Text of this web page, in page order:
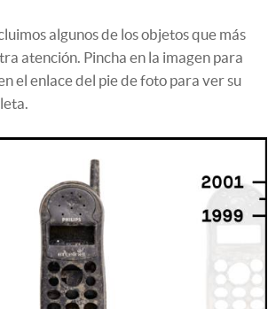
algunos de los objetos que más
atención. Pincha en la imagen para
el enlace del pie de foto para ver su